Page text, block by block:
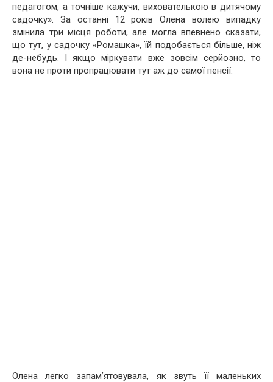
педагогом, а точніше кажучи, вихователькою в дитячому
садочку». За останні 12 років Олена волею випадку
змінила три місця роботи, але могла впевнено сказати,
що тут, у садочку «Ромашка», їй подобається більше, ніж
де-небудь. І якщо міркувати вже зовсім серйозно, то
вона не проти пропрацювати тут аж до самої пенсії.
Олена легко запам’ятовувала, як звуть її маленьких